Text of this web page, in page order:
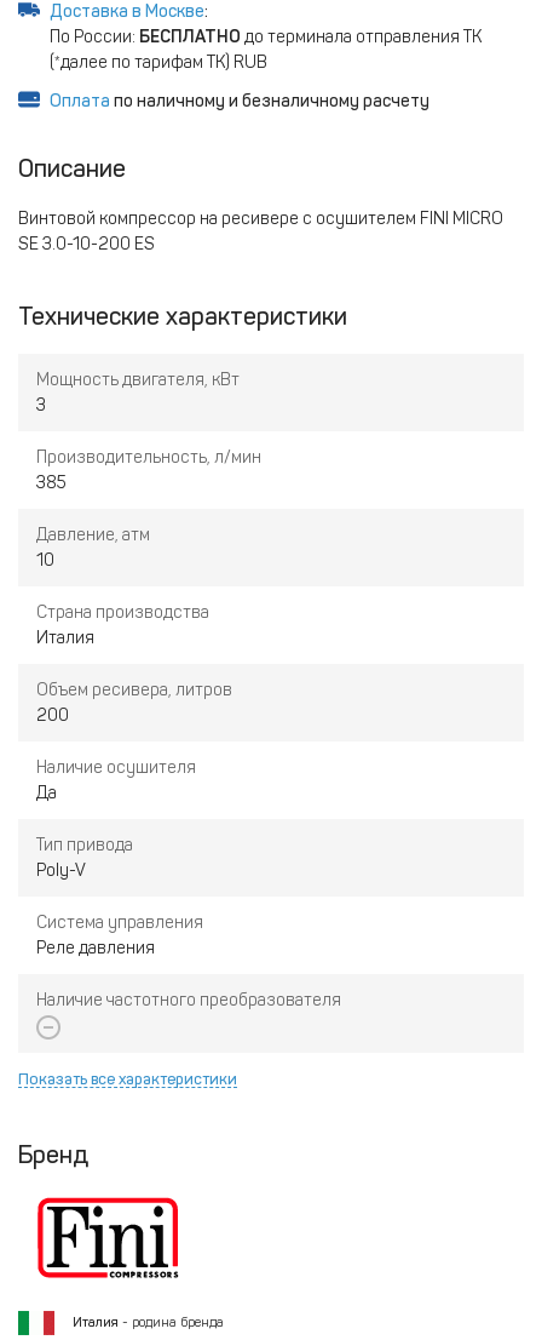
Доставка в Москве:
По России: БЕСПЛАТНО до терминала отправления ТК
(*далее по тарифам ТК) RUB
Оплата по наличному и безналичному расчету
Описание
Винтовой компрессор на ресивере с осушителем FINI MICRO
SE 3.0-10-200 ES
Технические характеристики
Мощность двигателя, кВт
3
Производительность, л/мин
385
Давление, атм
10
Страна производства
Италия
Объем ресивера, литров
200
Наличие осушителя
Да
Тип привода
Poly-V
Система управления
Реле давления
Наличие частотного преобразователя
Показать все характеристики
Бренд
Италия - родина бренда